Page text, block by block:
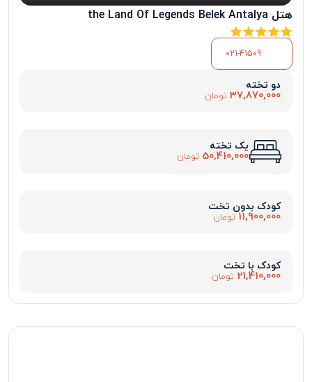
هتل the Land Of Legends Belek Antalya
021-41509
دو تخته
37,870,000 تومان
یک تخته
50,410,000 تومان
کودک بدون تخت
11,900,000 تومان
کودک با تخت
21,410,000 تومان